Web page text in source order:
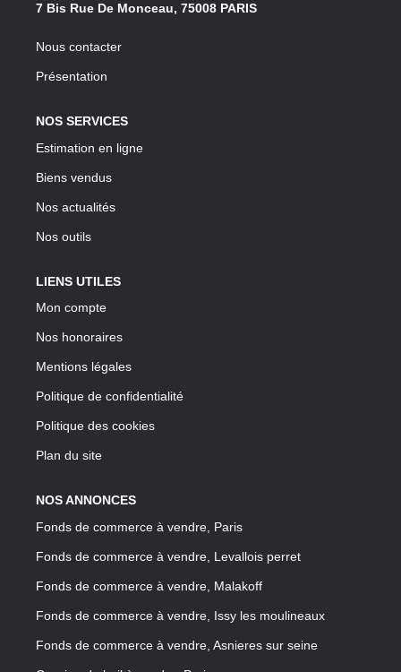
7 Bis Rue De Monceau, 75008 PARIS
Nous contacter
Présentation
NOS SERVICES
Estimation en ligne
Biens vendus
Nos actualités
Nos outils
LIENS UTILES
Mon compte
Nos honoraires
Mentions légales
Politique de confidentialité
Politique des cookies
Plan du site
NOS ANNONCES
Fonds de commerce à vendre, Paris
Fonds de commerce à vendre, Levallois perret
Fonds de commerce à vendre, Malakoff
Fonds de commerce à vendre, Issy les moulineaux
Fonds de commerce à vendre, Asnieres sur seine